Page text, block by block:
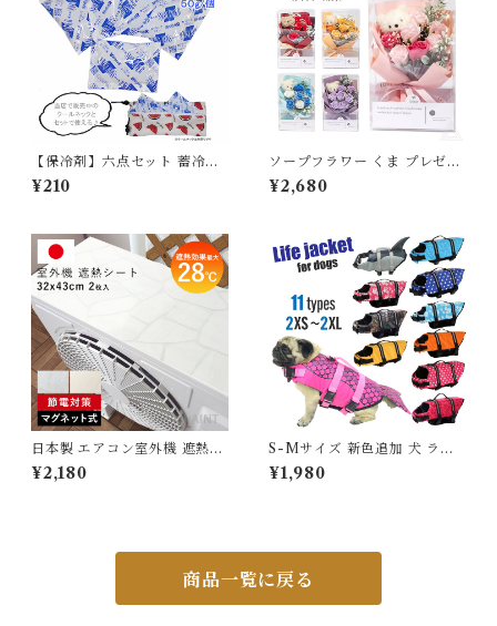
【保冷剤】六点セット 蓄冷剤
スノーパック 50g ペットクー
ルネック用
¥210
ソープフラワー くま プレゼン
ト 花 Tiny Bear ブーケ ミニ
ブーケ プチギフト ベアブーケ
フラワーギフト おしゃれ 可愛
い ホワイトデー ピンク レッド
ラベンダー オレンジ ブルー 送
料無料 SF-KUSO-23040
¥2,680
日本製 エアコン室外機 遮熱シ
ート 日除け 室外機カバー 遮熱
直射日光 -28℃ 省エネ 断熱
機カバー 大型 シンプル 木目
¥2,180
S-Mサイズ 新色追加 犬 ライ
フジャケット 犬用 ドッグ ペッ
ト 安全 安心 超小型犬 小型犬
¥1,980
商品一覧に戻る